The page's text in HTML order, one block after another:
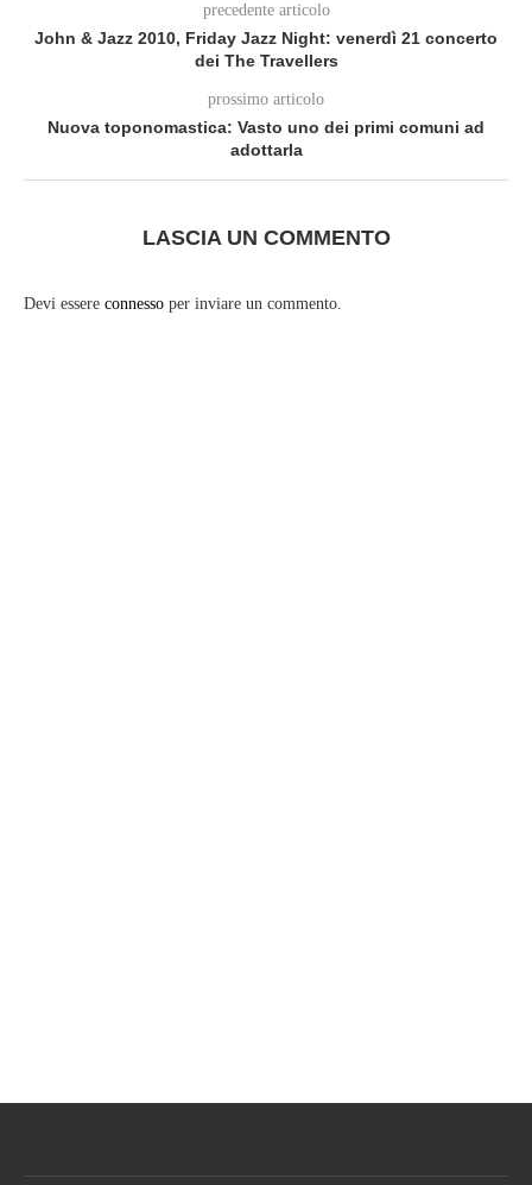
precedente articolo
John & Jazz 2010, Friday Jazz Night: venerdì 21 concerto
dei The Travellers
prossimo articolo
Nuova toponomastica: Vasto uno dei primi comuni ad
adottarla
LASCIA UN COMMENTO
Devi essere connesso per inviare un commento.